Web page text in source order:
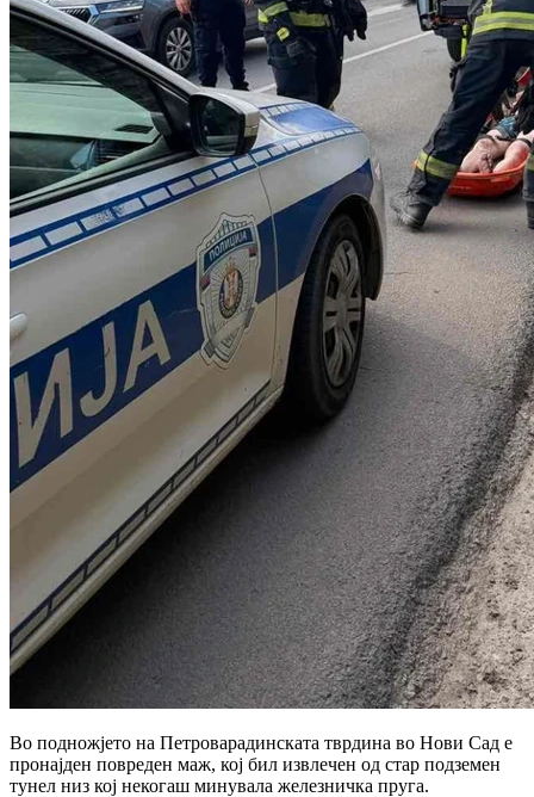
Во подножјето на Петроварадинската тврдина во Нови Сад е
пронајден повреден маж, кој бил извлечен од стар подземен
тунел низ кој некогаш минувала железничка пруга.